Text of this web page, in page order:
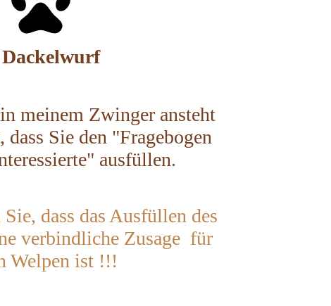
Dackelwurf
meinem Zwinger ansteht
dass Sie den "Fragebogen
ausfüllen.
dass das Ausfüllen des
verbindliche Zusage für
Welpen ist !!!